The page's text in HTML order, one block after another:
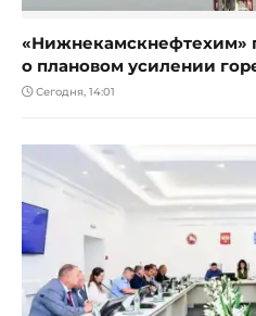
«Нижнекамскнефтехим»
о плановом усилении
Сегодня, 14:01